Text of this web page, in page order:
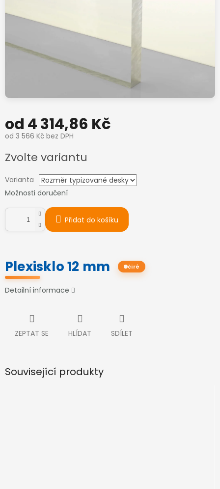
od 4 314,86 Kč
od 3 566 Kč bez DPH
cena:
Zvolte variantu
Varianta
Možnosti doručení
Přidat do košíku
Plexisklo 12 mm čiré
Detailní informace
ZEPTAT SE HLÍDAT SDÍLET
Související produkty